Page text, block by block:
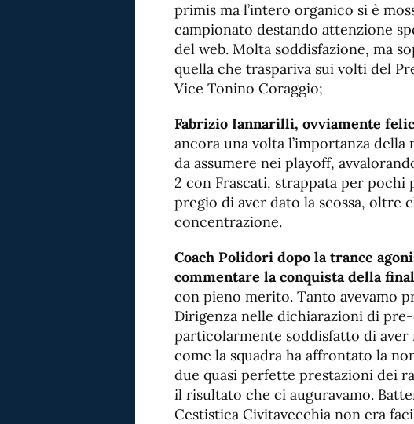
primis ma l’intero organico si è
campionato destando attenzione
del web. Molta soddisfazione, ma
quella che traspariva sui volti del
Vice Tonino Coraggio;
Fabrizio Iannarilli, ovviamente
ancora una volta l’importanza della
da assumere nei playoff,
2 con Frascati, strappata per pochi
pregio di aver dato la scossa, oltre
concentrazione.
Coach Polidori dopo la trance
commentare la conquista della
con pieno merito. Tanto avevamo
Dirigenza nelle dichiarazioni di
particolarmente soddisfatto di aver
come la squadra ha affrontato la
due quasi perfette prestazioni dei
il risultato che ci auguravamo.
Cestistica Civitavecchia non era